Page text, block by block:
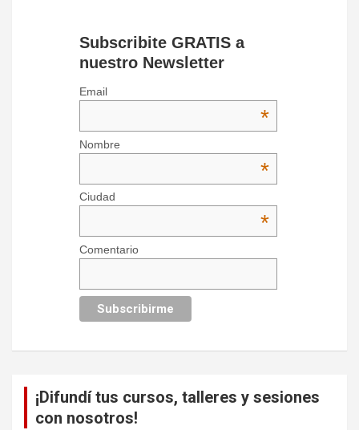
Subscribite GRATIS a
nuestro Newsletter
Email
*
Nombre
*
Ciudad
*
Comentario
¡Difundí tus cursos, talleres y sesiones
con nosotros!